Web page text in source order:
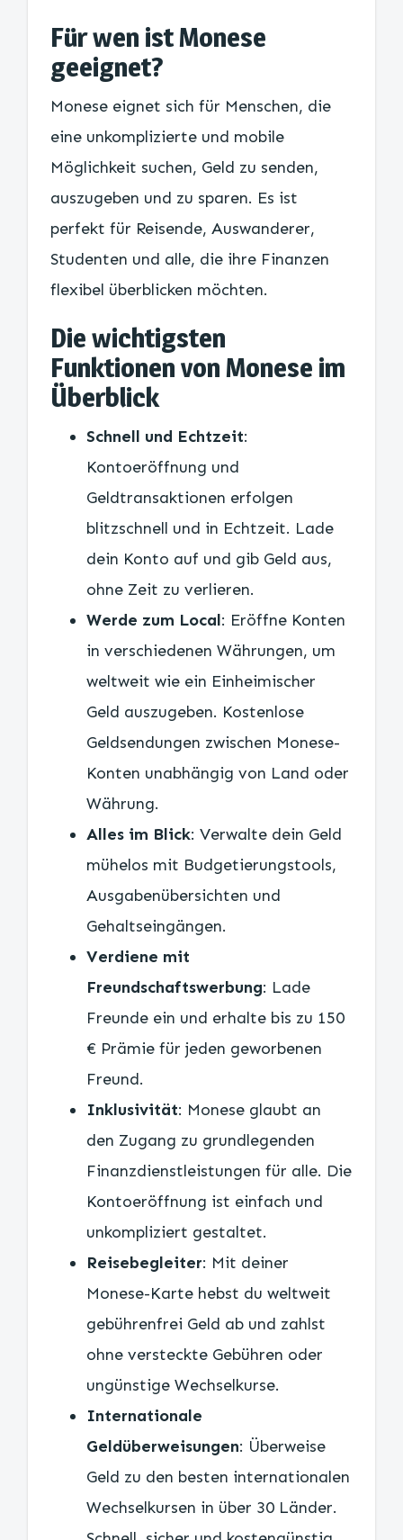
Für wen ist Monese
geeignet?
Monese eignet sich für Menschen, die
eine unkomplizierte und mobile
Möglichkeit suchen, Geld zu senden,
auszugeben und zu sparen. Es ist
perfekt für Reisende, Auswanderer,
Studenten und alle, die ihre Finanzen
flexibel überblicken möchten.
Die wichtigsten
Funktionen von Monese im
Überblick
Schnell und Echtzeit:
Kontoeröffnung und
Geldtransaktionen erfolgen
blitzschnell und in Echtzeit. Lade
dein Konto auf und gib Geld aus,
ohne Zeit zu verlieren.
Werde zum Local: Eröffne Konten
in verschiedenen Währungen, um
weltweit wie ein Einheimischer
Geld auszugeben. Kostenlose
Geldsendungen zwischen Monese-
Konten unabhängig von Land oder
Währung.
Alles im Blick: Verwalte dein Geld
mühelos mit Budgetierungstools,
Ausgabenübersichten und
Gehaltseingängen.
Verdiene mit
Freundschaftswerbung: Lade
Freunde ein und erhalte bis zu 150
€ Prämie für jeden geworbenen
Freund.
Inklusivität: Monese glaubt an
den Zugang zu grundlegenden
Finanzdienstleistungen für alle. Die
Kontoeröffnung ist einfach und
unkompliziert gestaltet.
Reisebegleiter: Mit deiner
Monese-Karte hebst du weltweit
gebührenfrei Geld ab und zahlst
ohne versteckte Gebühren oder
ungünstige Wechselkurse.
Internationale
Geldüberweisungen: Überweise
Geld zu den besten internationalen
Wechselkursen in über 30 Länder.